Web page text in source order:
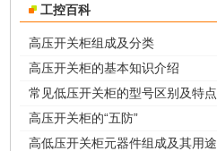
工控百科
高压开关柜组成及分类
高压开关柜的基本知识介绍
常见低压开关柜的型号区别及特点
高压开关柜的“五防”
高低压开关柜元器件组成及其用途